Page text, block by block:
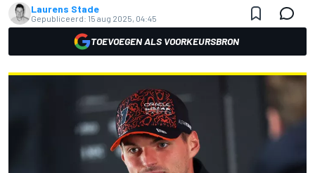
Laurens Stade
Gepubliceerd: 15 aug 2025, 04:45
TOEVOEGEN ALS VOORKEURSBRON